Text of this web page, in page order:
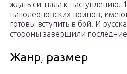
ждать сигнала к наступлению.
наполеоновских воинов,
готовы вступить в бой. И
стороны завершили
Жанр, размер